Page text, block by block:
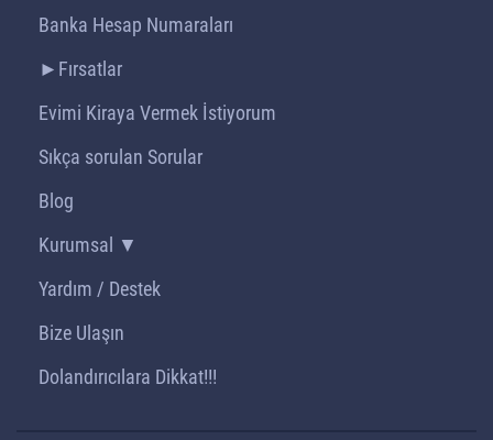
Banka Hesap Numaraları
►Fırsatlar
Evimi Kiraya Vermek İstiyorum
Sıkça sorulan Sorular
Blog
Kurumsal ▼
Yardım / Destek
Bize Ulaşın
Dolandırıcılara Dikkat!!!